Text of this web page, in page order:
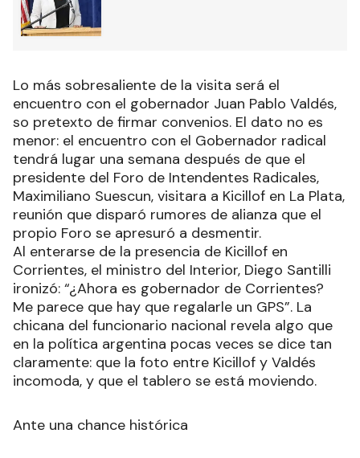
Lo más sobresaliente de la visita será el
encuentro con el gobernador Juan Pablo Valdés,
so pretexto de firmar convenios. El dato no es
menor: el encuentro con el Gobernador radical
tendrá lugar una semana después de que el
presidente del Foro de Intendentes Radicales,
Maximiliano Suescun, visitara a Kicillof en La Plata,
reunión que disparó rumores de alianza que el
propio Foro se apresuró a desmentir.
Al enterarse de la presencia de Kicillof en
Corrientes, el ministro del Interior, Diego Santilli
ironizó: “¿Ahora es gobernador de Corrientes?
Me parece que hay que regalarle un GPS”. La
chicana del funcionario nacional revela algo que
en la política argentina pocas veces se dice tan
claramente: que la foto entre Kicillof y Valdés
incomoda, y que el tablero se está moviendo.
Ante una chance histórica